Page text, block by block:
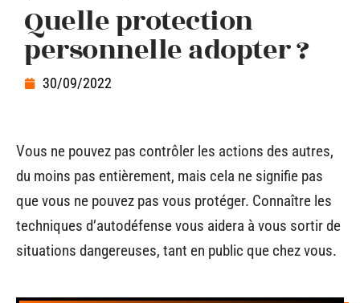
Quelle protection
personnelle adopter ?
30/09/2022
Vous ne pouvez pas contrôler les actions des autres,
du moins pas entièrement, mais cela ne signifie pas
que vous ne pouvez pas vous protéger. Connaître les
techniques d’autodéfense vous aidera à vous sortir de
situations dangereuses, tant en public que chez vous.